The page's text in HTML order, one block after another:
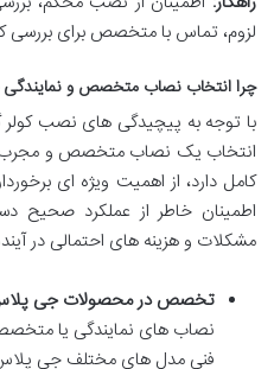
لزوم، تماس با متخصص برای بررسی
چرا انتخاب نصاب متخصص و
با توجه به پیچیدگی های نصب
انتخاب یک نصاب متخصص و مجرب
کامل دارد، از اهمیت ویژه ای
اطمینان خاطر از عملکرد صحیح
مشکلات و هزینه های احتمالی در
تخصص در محصولات جی پلاس
نصاب های نمایندگی یا
فنی مدل های مختلف جی